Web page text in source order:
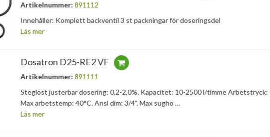
Artikelnummer: 891112
Innehåller: Komplett backventil 3 st packningar för doseringsdel
Läs mer
Dosatron D25-RE2 VF
Artikelnummer: 891111
Steglöst justerbar dosering: 0,2-2,0%. Kapacitet: 10-2500 l/timme Arbetstryck:
Max arbetstemp: 40°C. Ansl dim: 3/4". Max sughö …
Läs mer